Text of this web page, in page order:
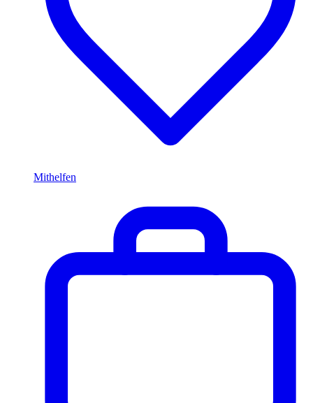
Mithelfen